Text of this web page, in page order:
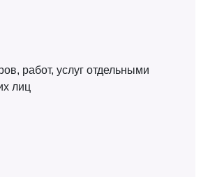
работ, услуг отдельными
лиц